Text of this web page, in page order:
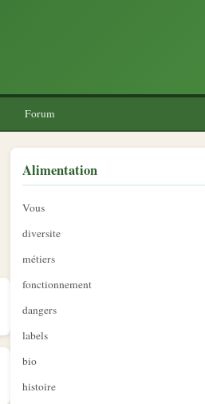
Forum
Alimentation
Vous
diversite
métiers
fonctionnement
dangers
labels
bio
histoire